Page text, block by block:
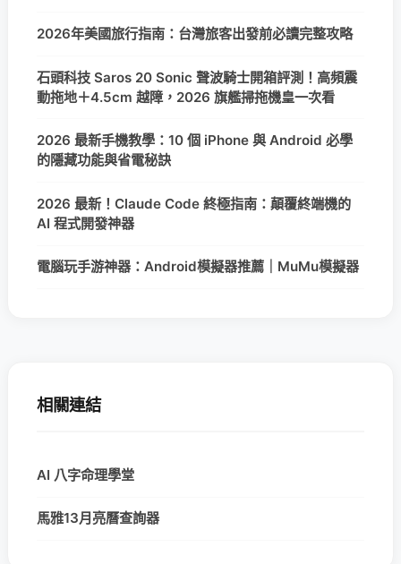
2026年美國旅行指南：台灣旅客出發前必讀完整攻略
石頭科技 Saros 20 Sonic 聲波騎士開箱評測！高頻震
動拖地＋4.5cm 越障，2026 旗艦掃拖機皇一次看
2026 最新手機教學：10 個 iPhone 與 Android 必學
的隱藏功能與省電秘訣
2026 最新！Claude Code 終極指南：顛覆終端機的
AI 程式開發神器
電腦玩手游神器：Android模擬器推薦｜MuMu模擬器
相關連結
AI 八字命理學堂
馬雅13月亮曆查詢器